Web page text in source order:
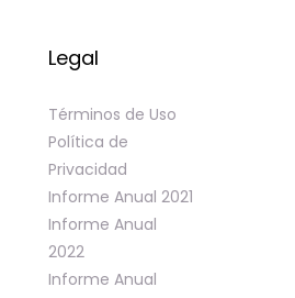
Legal
Términos de Uso
Política de
Privacidad
Informe Anual 2021
Informe Anual
2022
Informe Anual